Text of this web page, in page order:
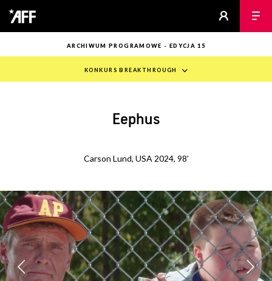
ARCHIWUM PROGRAMOWE - EDYCJA 15
KONKURS BREAKTHROUGH
Eephus
Carson Lund, USA 2024, 98’